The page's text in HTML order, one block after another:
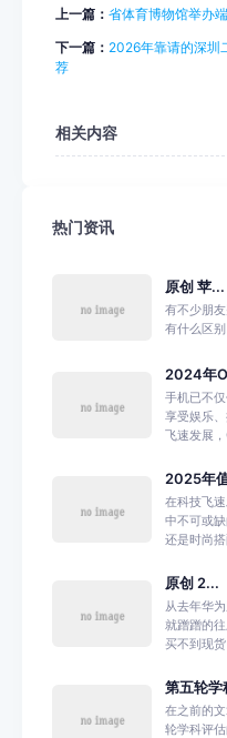
上一篇： 省体育博物馆举办
下一篇： 2026年靠请的深圳
荐
相关内容
热门资讯
原创 苹...
有不少朋
有什么区
2024年
手机已不
享受娱乐
飞速发展
2025年
在科技飞
中不可或
还是时尚
原创 2...
从去年华
就蹭蹭的
买不到现
第五轮学
在之前的
轮学科评